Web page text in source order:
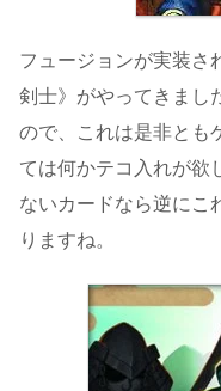
フュージョンが実装さ
剣士》がやってきまし
ので、これは是非とも
ては何かテコ入れが欲
ないカードなら逆にこ
りますね。